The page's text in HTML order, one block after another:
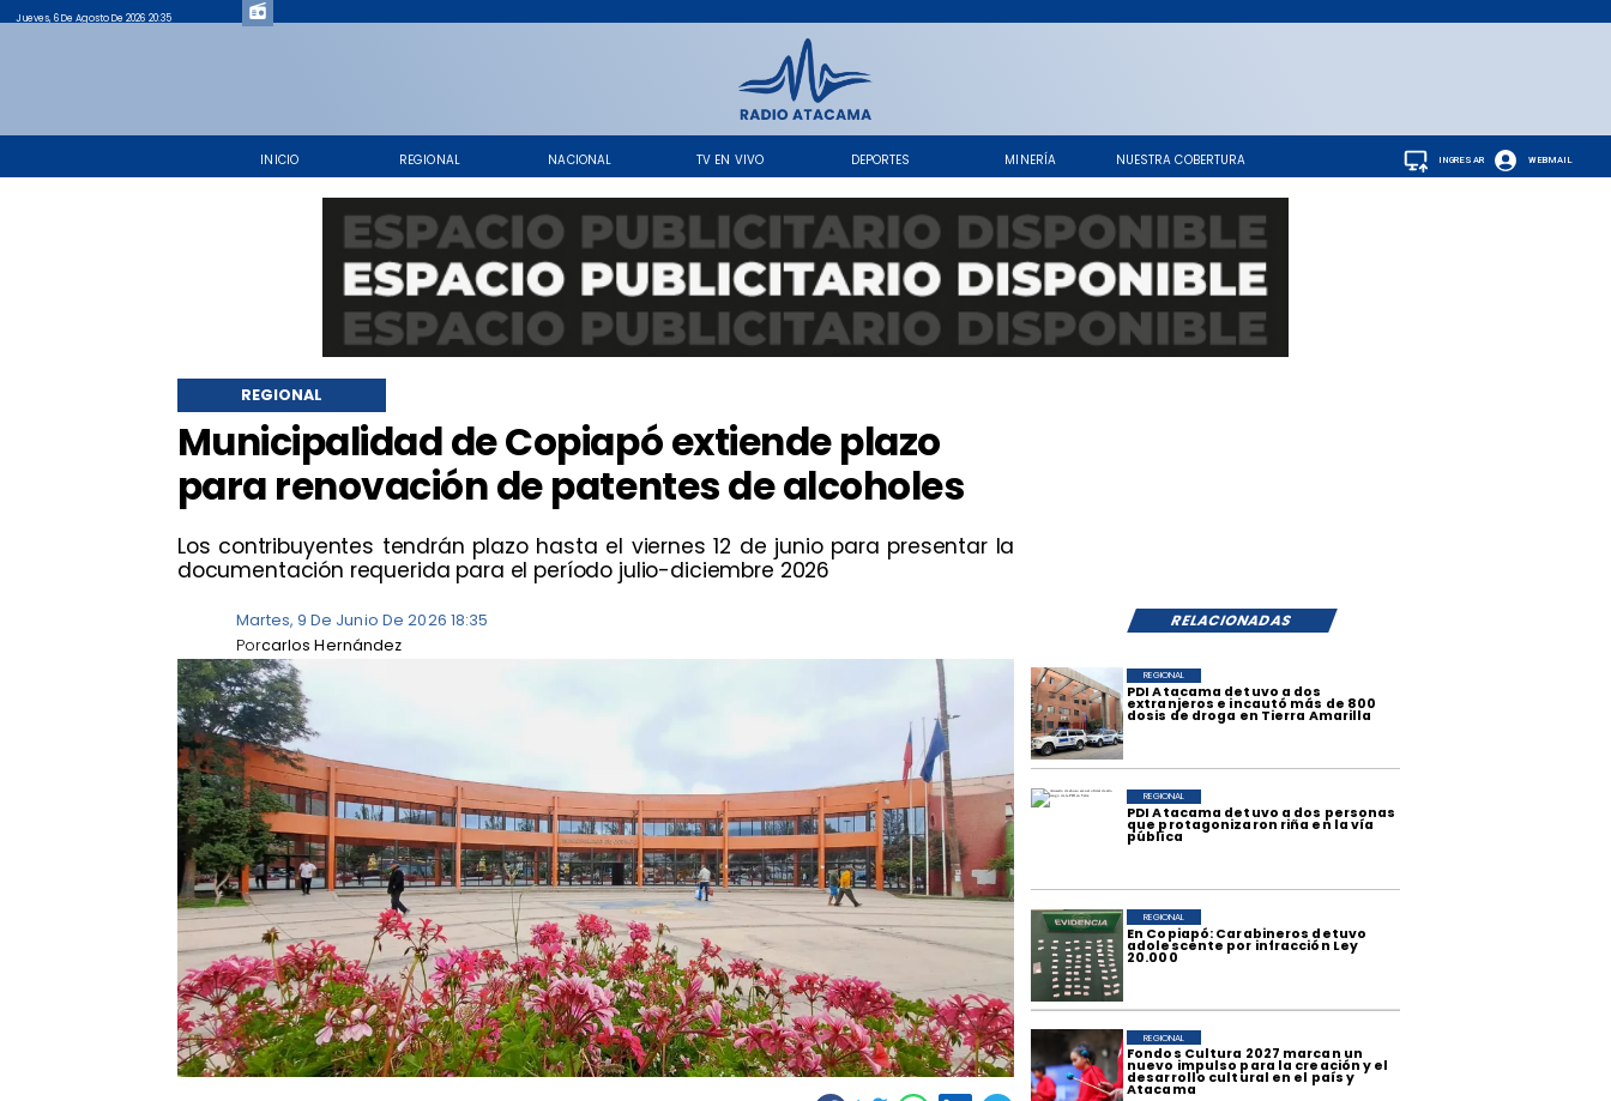
INICIO REGIONAL NACIONAL TV EN VIVO DEPORTES MINERÍA NUESTRA COBERTURA
Jueves, 6 De Agosto De 2026 20:35
WEBMAIL
INGRESAR
​Municipalidad de Copiapó extiende plazo
para renovación de patentes de alcoholes
​Los contribuyentes tendrán plazo hasta el viernes 12 de junio para presentar la
documentación requerida para el período julio-diciembre 2026
REGIONAL
RELACIONADAS
Martes, 9 De Junio De 2026 18:35
carlos Hernández
Por
​PDI Atacama detuvo a dos
extranjeros e incautó más de 800
dosis de droga en Tierra Amarilla
REGIONAL
PDI Atacama detuvo a dos personas
que protagonizaron riña en la vía
pública
REGIONAL
​En Copiapó: Carabineros detuvo
adolescente por infracción Ley
20.000
REGIONAL
​Fondos Cultura 2027 marcan un
nuevo impulso para la creación y el
desarrollo cultural en el país y
Atacama
REGIONAL